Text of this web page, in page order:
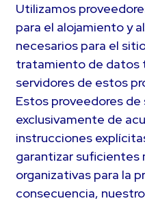
Utilizamos
para el alojamiento y
necesarios para el
tratamiento de datos
servidores de estos
Estos proveedores
exclusivamente de
instrucciones
garantizar suficientes
organizativas para la
consecuencia,